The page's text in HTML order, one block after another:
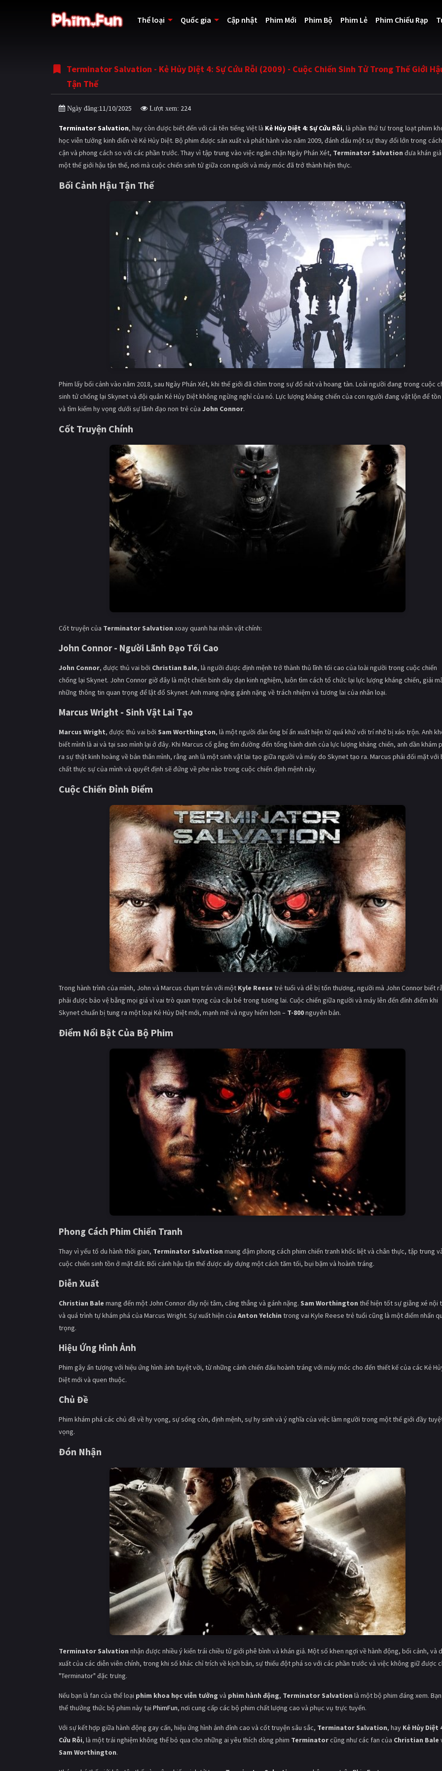
Thể loại Quốc gia Cập nhật Phim Mới Phim Bộ Phim Lẻ Phim Chiếu Rạp
Terminator Salvation - Kẻ Hủy Diệt 4: Sự Cứu Rỗi (2009) - Cuộc Chiến Sinh Tử Trong Thế Giới
Tận Thế
Ngày đăng:11/10/2025 Lượt xem: 224
Terminator Salvation, hay còn được biết đến với cái tên tiếng Việt là Kẻ Hủy Diệt 4: Sự Cứu Rỗi, là phần thứ tư trong loạt phim
học viễn tưởng kinh điển về Kẻ Hủy Diệt. Bộ phim được sản xuất và phát hành vào năm 2009, đánh dấu một sự thay đổi lớn trong
cận và phong cách so với các phần trước. Thay vì tập trung vào việc ngăn chặn Ngày Phán Xét, Terminator Salvation đưa khán
một thế giới hậu tận thế, nơi mà cuộc chiến sinh tử giữa con người và máy móc đã trở thành hiện thực.
Bối Cảnh Hậu Tận Thế
Phim lấy bối cảnh vào năm 2018, sau Ngày Phán Xét, khi thế giới đã chìm trong sự đổ nát và hoang tàn. Loài người đang trong cuộc
sinh tử chống lại Skynet và đội quân Kẻ Hủy Diệt không ngừng nghỉ của nó. Lực lượng kháng chiến của con người đang vật lộn để
và tìm kiếm hy vọng dưới sự lãnh đạo non trẻ của John Connor.
Cốt Truyện Chính
Cốt truyện của Terminator Salvation xoay quanh hai nhân vật chính:
John Connor - Người Lãnh Đạo Tối Cao
John Connor, được thủ vai bởi Christian Bale, là người được định mệnh trở thành thủ lĩnh tối cao của loài người trong cuộc chiến
chống lại Skynet. John Connor giờ đây là một chiến binh dày dạn kinh nghiệm, luôn tìm cách tổ chức lại lực lượng kháng chiến, giải
những thông tin quan trọng để lật đổ Skynet. Anh mang nặng gánh nặng về trách nhiệm và tương lai của nhân loại.
Marcus Wright - Sinh Vật Lai Tạo
Marcus Wright, được thủ vai bởi Sam Worthington, là một người đàn ông bí ẩn xuất hiện từ quá khứ với trí nhớ bị xáo trộn. Anh
biết mình là ai và tại sao mình lại ở đây. Khi Marcus cố gắng tìm đường đến tổng hành dinh của lực lượng kháng chiến, anh dần khám
ra sự thật kinh hoàng về bản thân mình, rằng anh là một sinh vật lai tạo giữa người và máy do Skynet tạo ra. Marcus phải đối mặt với
chất thực sự của mình và quyết định sẽ đứng về phe nào trong cuộc chiến định mệnh này.
Cuộc Chiến Đỉnh Điểm
Trong hành trình của mình, John và Marcus chạm trán với một Kyle Reese trẻ tuổi và dễ bị tổn thương, người mà John Connor biết
phải được bảo vệ bằng mọi giá vì vai trò quan trọng của cậu bé trong tương lai. Cuộc chiến giữa người và máy lên đến đỉnh điểm khi
Skynet chuẩn bị tung ra một loại Kẻ Hủy Diệt mới, mạnh mẽ và nguy hiểm hơn – T-800nguyên bản.
Điểm Nổi Bật Của Bộ Phim
Phong Cách Phim Chiến Tranh
Thay vì yếu tố du hành thời gian, Terminator Salvation mang đậm phong cách phim chiến tranh khốc liệt và chân thực, tập trung
cuộc chiến sinh tồn ở mặt đất. Bối cảnh hậu tận thế được xây dựng một cách tăm tối, bụi bặm và hoành tráng.
Diễn Xuất
Christian Bale mang đến một John Connor đầy nội tâm, căng thẳng và gánh nặng. Sam Worthington thể hiện tốt sự giằng xé nội
và quá trình tự khám phá của Marcus Wright. Sự xuất hiện của Anton Yelchin trong vai Kyle Reese trẻ tuổi cũng là một điểm nhấn
trọng.
Hiệu Ứng Hình Ảnh
Phim gây ấn tượng với hiệu ứng hình ảnh tuyệt vời, từ những cảnh chiến đấu hoành tráng với máy móc cho đến thiết kế của các Kẻ
Diệt mới và quen thuộc.
Chủ Đề
Phim khám phá các chủ đề về hy vọng, sự sống còn, định mệnh, sự hy sinh và ý nghĩa của việc làm người trong một thế giới đầy
vọng.
Đón Nhận
Terminator Salvation nhận được nhiều ý kiến trái chiều từ giới phê bình và khán giả. Một số khen ngợi về hành động, bối cảnh, và
xuất của các diễn viên chính, trong khi số khác chỉ trích về kịch bản, sự thiếu đột phá so với các phần trước và việc không giữ được
"Terminator" đặc trưng.
Nếu bạn là fan của thể loại phim khoa học viễn tưởng và phim hành động, Terminator Salvation là một bộ phim đáng xem.
thể thưởng thức bộ phim này tại PhimFun, nơi cung cấp các bộ phim chất lượng cao và phục vụ trực tuyến.
Với sự kết hợp giữa hành động gay cấn, hiệu ứng hình ảnh đỉnh cao và cốt truyện sâu sắc, Terminator Salvation, hay Kẻ Hủy Diệt
Cứu Rỗi, là một trải nghiệm không thể bỏ qua cho những ai yêu thích dòng phim Terminatorcũng như các fan của Christian Bale
Sam Worthington.